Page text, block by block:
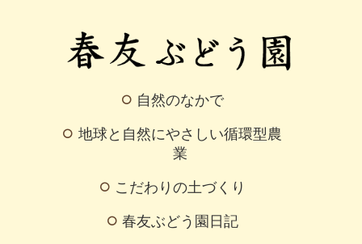
自然のなかで
地球と自然にやさしい循環型農
業
こだわりの土づくり
春友ぶどう園日記